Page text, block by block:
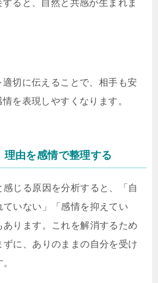
ると、自然と共感が生まれま
適切に伝えることで、相手も安
を表現しやすくなります。
理由を感情で整理する
感じる原因を分析すると、「自
いない」「感情を抑えてい
あります。これを解消するため
に、ありのままの自分を受け